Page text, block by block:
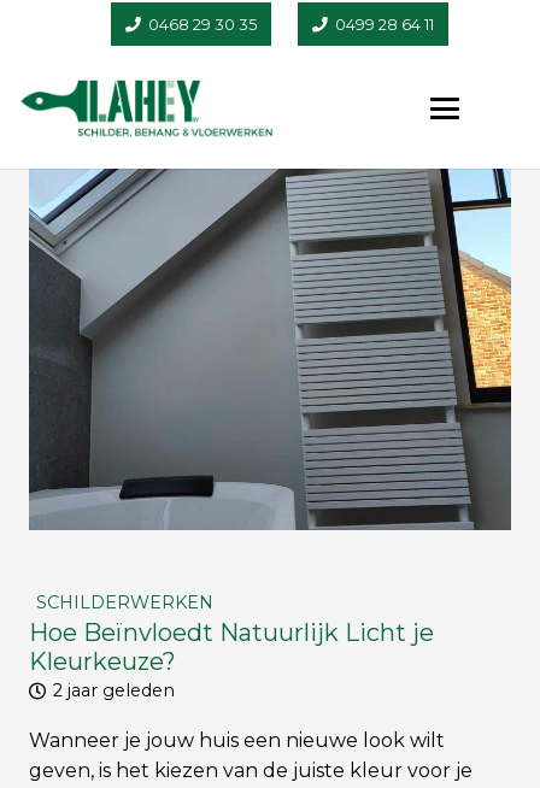
0468 29 30 35 0499 28 64 11
SCHILDERWERKEN
Hoe Beïnvloedt Natuurlijk Licht je
Kleurkeuze?
2 jaar geleden
Wanneer je jouw huis een nieuwe look wilt
geven, is het kiezen van de juiste kleur voor je